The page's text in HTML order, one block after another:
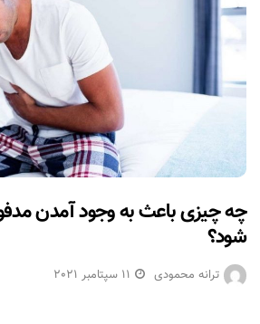
چه چیزی باعث به وجود آمدن
شود؟
ترانه محمودی 11 سپتامبر 2021